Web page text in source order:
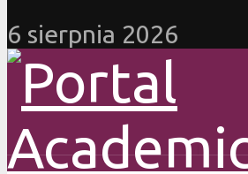
6 sierpnia 2026